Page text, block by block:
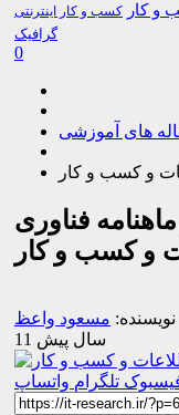
و کار کسب و کار اینترنتی
گرافیک
0
های آموزشی
و کسب و کار
فناوری
و کسب و کار
نویسنده: مسعود واعظ
11 سال پیش
تلگرام واتساپ